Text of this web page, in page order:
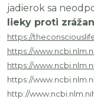
jadierok sa
lieky proti
https://
https://
https://
https://
http://